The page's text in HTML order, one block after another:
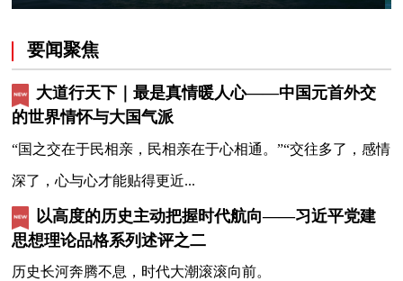
要闻聚焦
大道行天下｜最是真情暖人心——中国元首外交
的世界情怀与大国气派
“国之交在于民相亲，民相亲在于心相通。”“交往多了，感情
深了，心与心才能贴得更近...
以高度的历史主动把握时代航向——习近平党建
思想理论品格系列述评之二
历史长河奔腾不息，时代大潮滚滚向前。